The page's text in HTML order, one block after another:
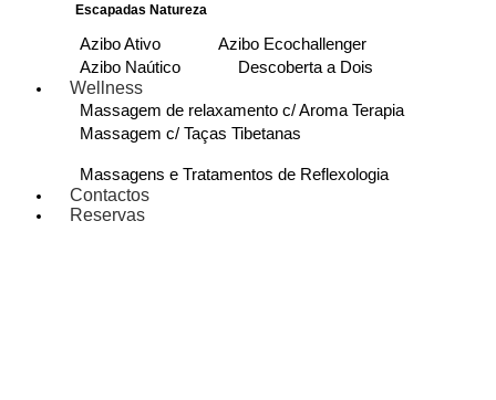
Escapadas Natureza
Azibo Ativo
Azibo Ecochallenger
Azibo Naútico
Descoberta a Dois
Wellness
Massagem de relaxamento c/ Aroma Terapia
Massagem c/ Taças Tibetanas
Massagens e Tratamentos de Reflexologia
Contactos
Reservas